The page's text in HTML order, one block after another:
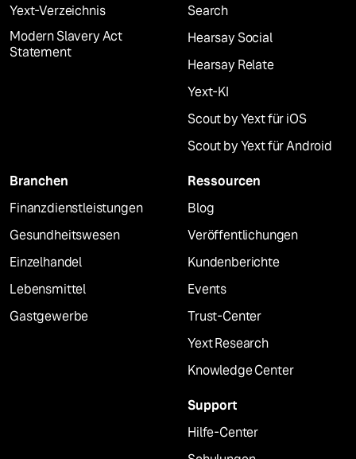
Yext-Verzeichnis
Modern Slavery Act
Statement
Search
Hearsay Social
Hearsay Relate
Yext-KI
Scout by Yext für iOS
Scout by Yext für Android
Branchen
Finanzdienstleistungen
Gesundheitswesen
Einzelhandel
Lebensmittel
Gastgewerbe
Ressourcen
Blog
Veröffentlichungen
Kundenberichte
Events
Trust-Center
Yext Research
Knowledge Center
Support
Hilfe-Center